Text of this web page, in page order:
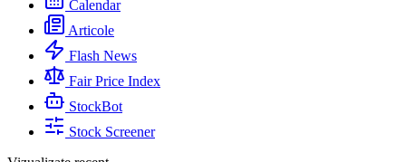
Calendar
Articole
Flash News
Fair Price Index
StockBot
Stock Screener